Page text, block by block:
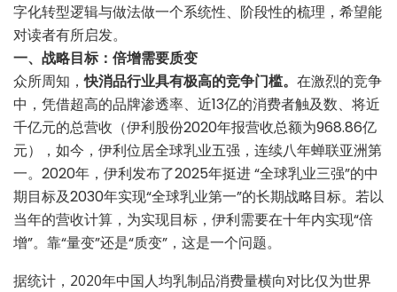
字化转型逻辑与做法做一个系统性、阶段性的梳理，希望能
对读者有所启发。
一、战略目标：倍增需要质变
众所周知，快消品行业具有极高的竞争门槛。 在激烈的竞争
中，凭借超高的品牌渗透率、近13亿的消费者触及数、将近
千亿元的总营收（伊利股份2020年报营收总额为968.86亿
元），如今，伊利位居全球乳业五强，连续八年蝉联亚洲第
一。2020年，伊利发布了2025年挺进 “全球乳业三强”的中
期目标及2030年实现“全球乳业第一”的长期战略目标。若以
当年的营收计算，为实现目标，伊利需要在十年内实现“倍
增”。靠“量变”还是“质变”，这是一个问题。
据统计，2020年中国人均乳制品消费量横向对比仅为世界